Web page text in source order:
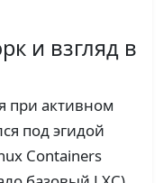
и взгляд в
при активном
под эгидой
Containers